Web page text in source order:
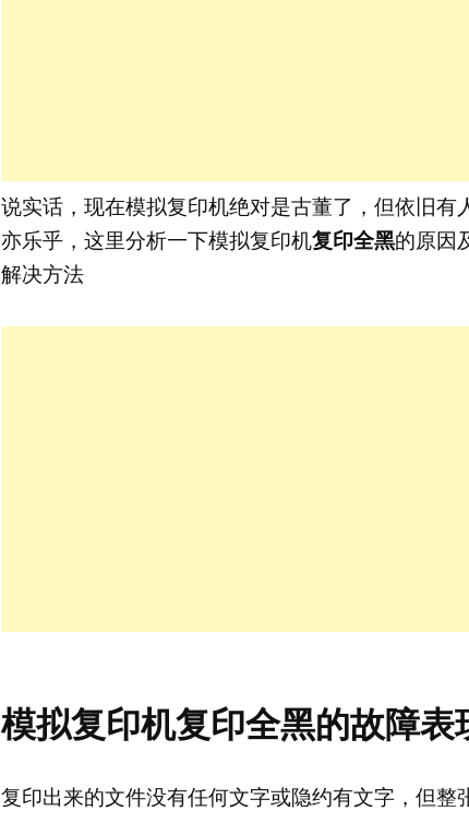
说实话，现在模拟复印机绝对是古董了，但依旧有
亦乐乎，这里分析一下模拟复印机复印全黑的原因
解决方法
模拟复印机复印全黑的故障表
复印出来的文件没有任何文字或隐约有文字，但整